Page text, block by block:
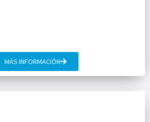
MÁS INFORMACIÓN